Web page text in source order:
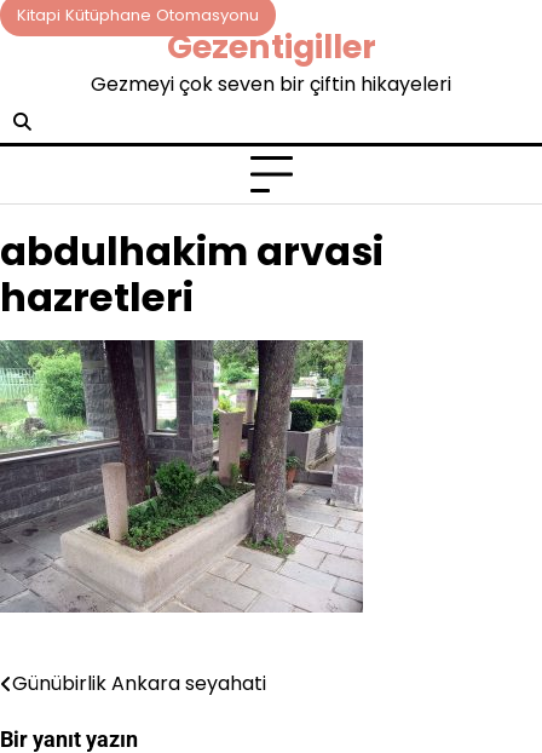
Skip
to
Kitapi Kütüphane Otomasyonu
Gezentigiller
Gezmeyi çok seven bir çiftin hikayeleri
abdulhakim arvasi
hazretleri
Yazı
gezinmesi
Günübirlik Ankara seyahati
Bir yanıt yazın